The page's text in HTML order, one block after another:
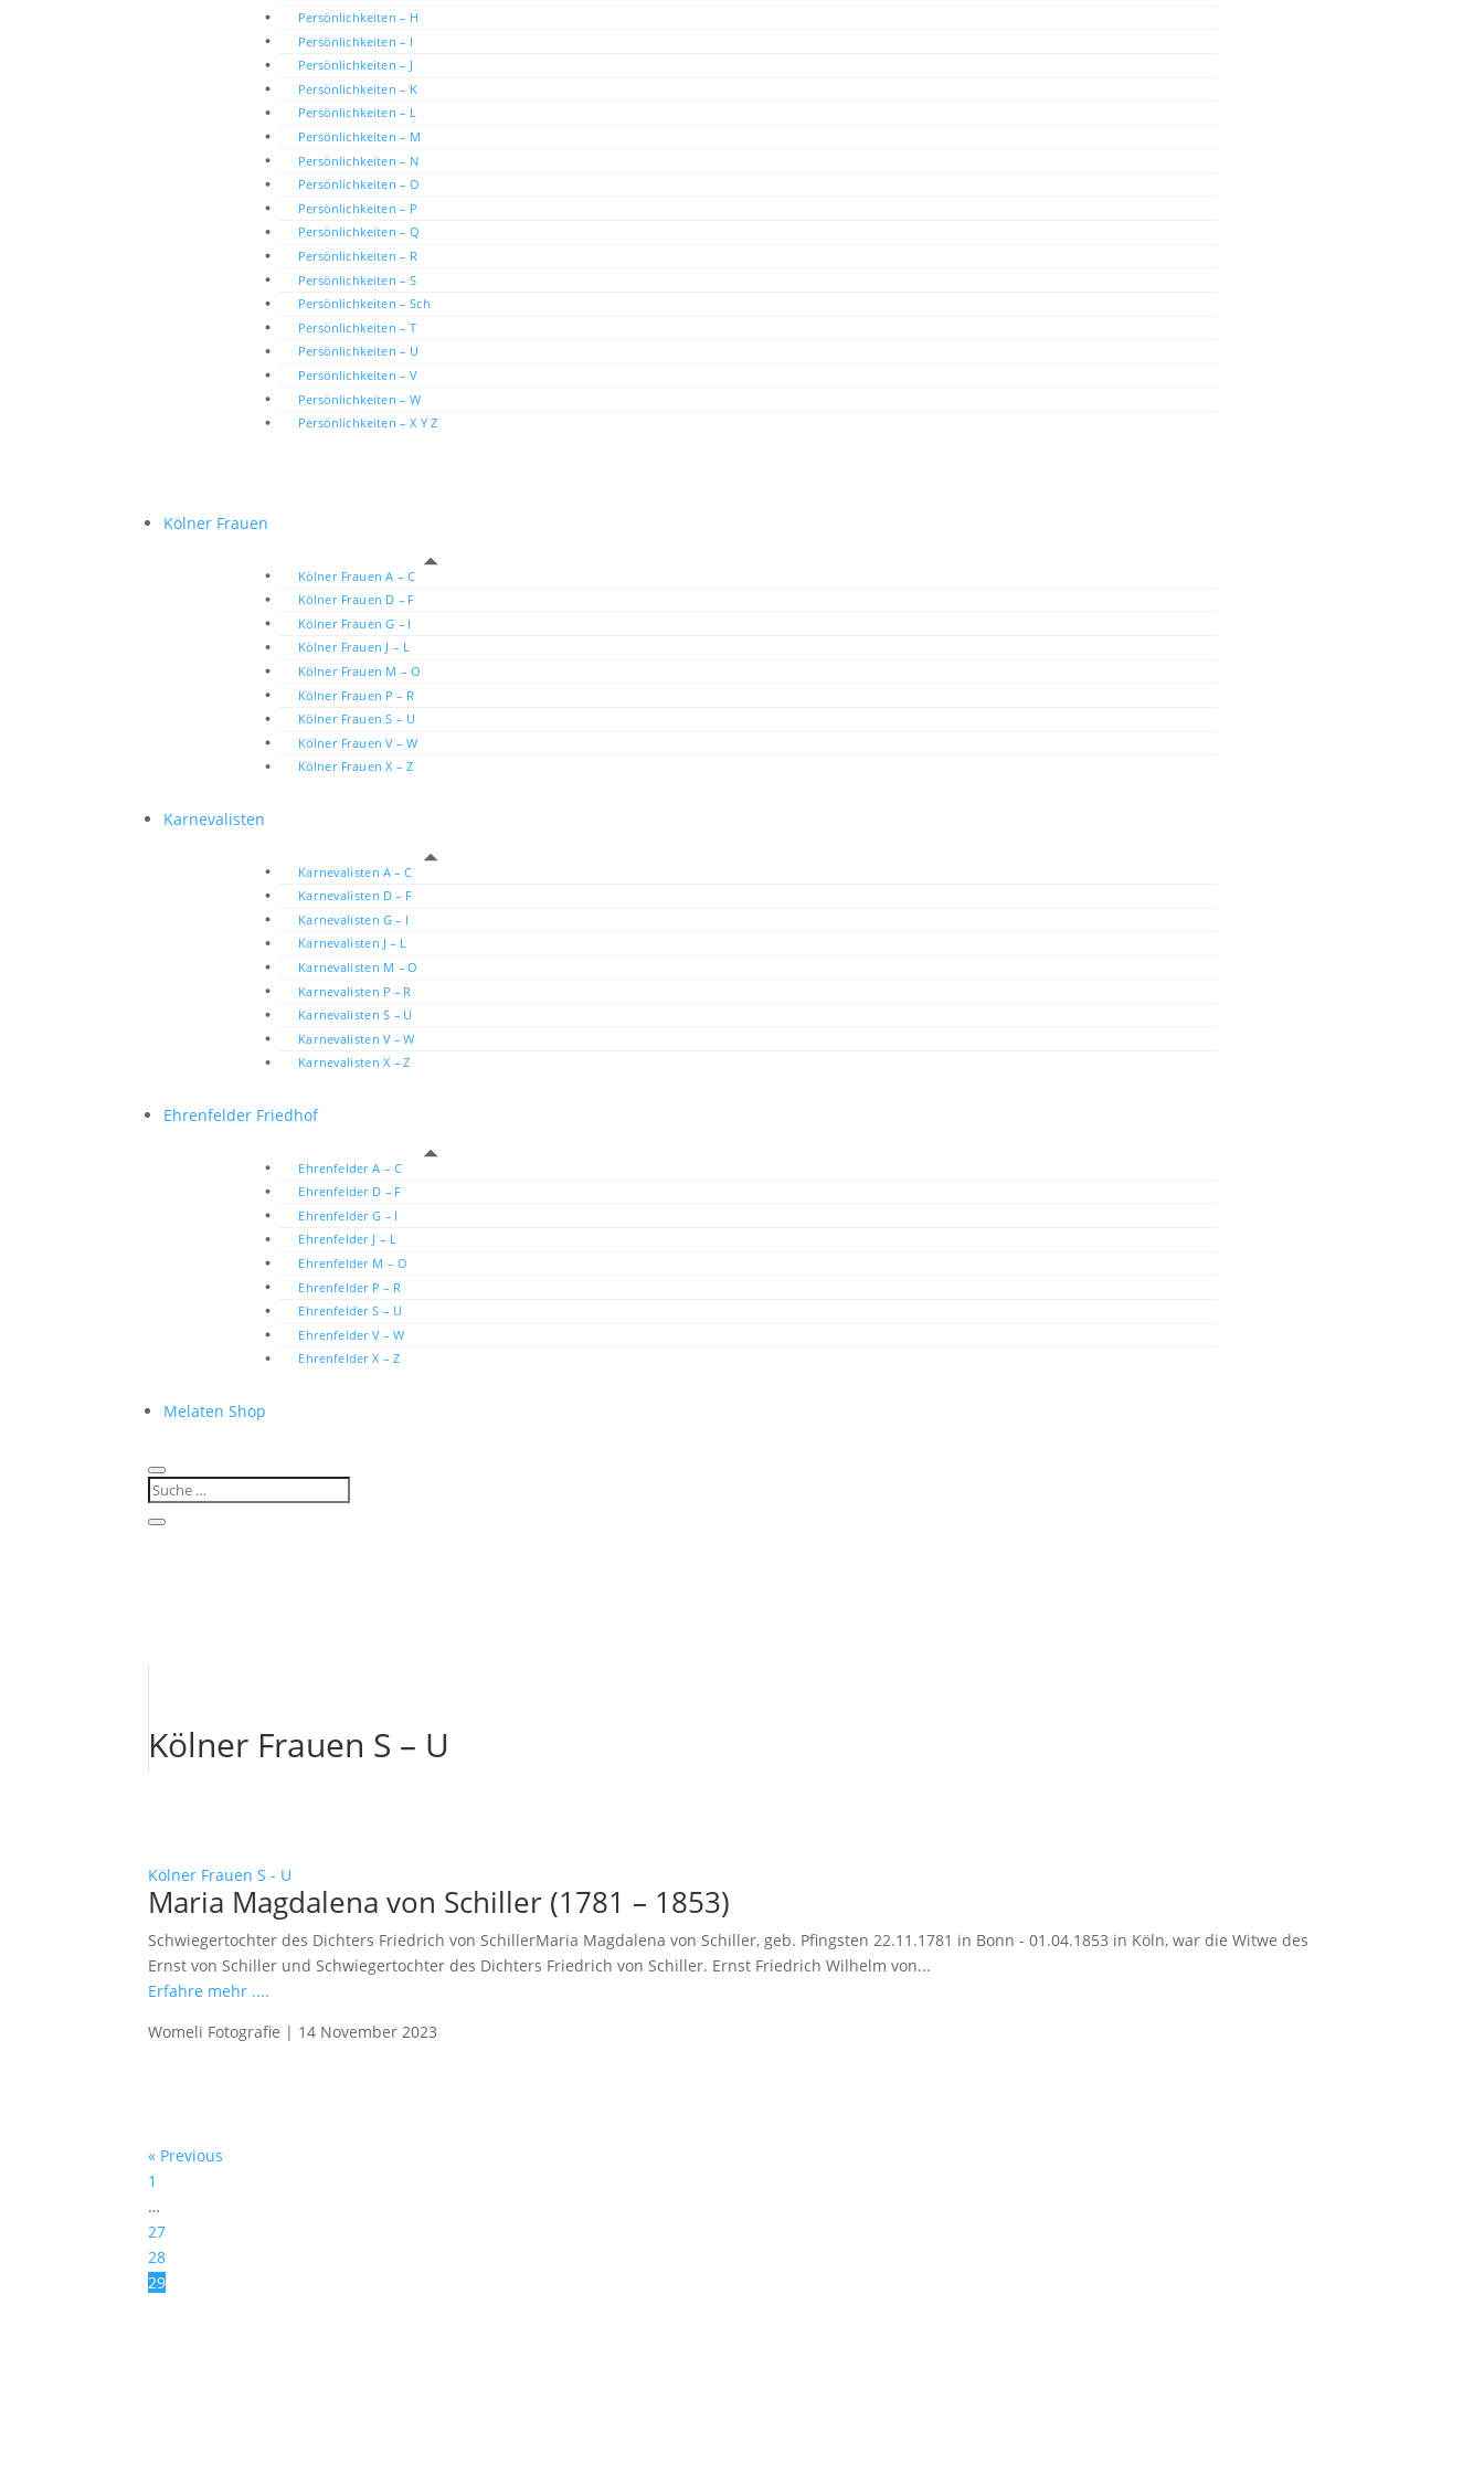
Persönlichkeiten – H
Persönlichkeiten – I
Persönlichkeiten – J
Persönlichkeiten – K
Persönlichkeiten – L
Persönlichkeiten – M
Persönlichkeiten – N
Persönlichkeiten – O
Persönlichkeiten – P
Persönlichkeiten – Q
Persönlichkeiten – R
Persönlichkeiten – S
Persönlichkeiten – Sch
Persönlichkeiten – T
Persönlichkeiten – U
Persönlichkeiten – V
Persönlichkeiten – W
Persönlichkeiten – X Y Z
Kölner Frauen
Kölner Frauen A – C
Kölner Frauen D – F
Kölner Frauen G – I
Kölner Frauen J – L
Kölner Frauen M – O
Kölner Frauen P – R
Kölner Frauen S – U
Kölner Frauen V – W
Kölner Frauen X – Z
Karnevalisten
Karnevalisten A – C
Karnevalisten D – F
Karnevalisten G – I
Karnevalisten J – L
Karnevalisten M – O
Karnevalisten P – R
Karnevalisten S – U
Karnevalisten V – W
Karnevalisten X – Z
Ehrenfelder Friedhof
Ehrenfelder A – C
Ehrenfelder D – F
Ehrenfelder G – I
Ehrenfelder J – L
Ehrenfelder M – O
Ehrenfelder P – R
Ehrenfelder S – U
Ehrenfelder V – W
Ehrenfelder X – Z
Melaten Shop
Kölner Frauen S – U
Kölner Frauen S - U
Maria Magdalena von Schiller (1781 – 1853)
Schwiegertochter des Dichters Friedrich von SchillerMaria Magdalena von Schiller, geb. Pfingsten 22.11.1781 in Bonn - 01.04.1853 in Köln, war die Witwe des
Ernst von Schiller und Schwiegertochter des Dichters Friedrich von Schiller. Ernst Friedrich Wilhelm von...
Erfahre mehr ....
Womeli Fotografie | 14 November 2023
« Previous
1
…
27
28
29